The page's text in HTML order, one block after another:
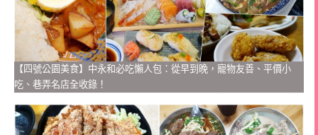
【四號公園美食】中永和必吃懶人包：從早到晚，寵物友善、平價小
吃、巷弄名店全收錄！